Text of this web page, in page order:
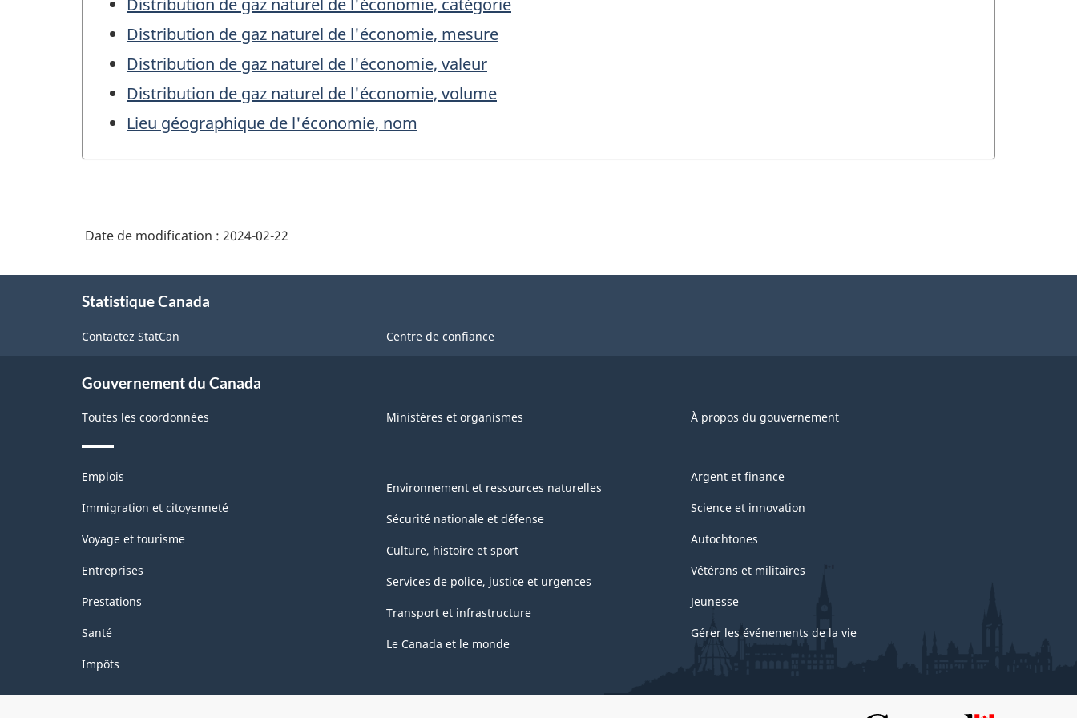
Distribution de gaz naturel de l'économie, mesure
Distribution de gaz naturel de l'économie, valeur
Distribution de gaz naturel de l'économie, volume
Lieu géographique de l'économie, nom
Date de modification : 2024-02-22
Statistique Canada
Contactez StatCan Centre de confiance
Gouvernement du Canada
Toutes les coordonnées Ministères et organismes À propos du gouvernement
Thèmes
sujets
Emplois
Immigration et citoyenneté
Voyage et tourisme
Entreprises
Prestations
Santé
Impôts
Environnement et ressources naturelles
Sécurité nationale et défense
Culture, histoire et sport
Services de police, justice et urgences
Transport et infrastructure
Le Canada et le monde
Argent et finance
Science et innovation
Autochtones
Vétérans et militaires
Jeunesse
Gérer les événements de la vie